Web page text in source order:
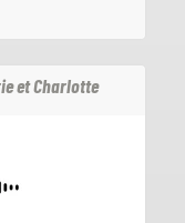
et Charlotte